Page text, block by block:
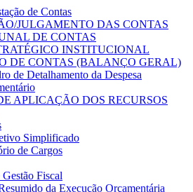
de Contas
JULGAMENTO DAS CONTAS
DE CONTAS
INSTITUCIONAL
DE CONTAS (BALANÇO GERAL)
de Detalhamento da Despesa
APLICAÇÃO DOS RECURSOS
Simplificado
de Cargos
Fiscal
da Execução Orçamentária